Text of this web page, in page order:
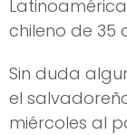
chileno de 35
Sin duda
el
miércoles al